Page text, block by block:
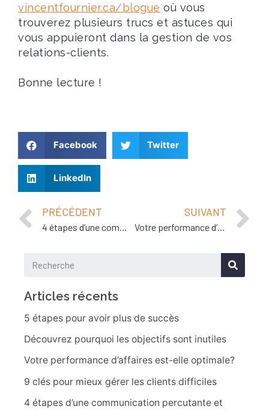
vincentfournier.ca/blogue où vous
trouverez plusieurs trucs et astuces qui
vous appuieront dans la gestion de vos
relations-clients.
Bonne lecture !
Facebook Twitter
LinkedIn
PRÉCÉDENT SUIVANT
Votre performance d’affaires est-elle optimale?
Articles récents
5 étapes pour avoir plus de succès
Découvrez pourquoi les objectifs sont inutiles
Votre performance d’affaires est-elle optimale?
9 clés pour mieux gérer les clients difficiles
4 étapes d’une communication percutante et